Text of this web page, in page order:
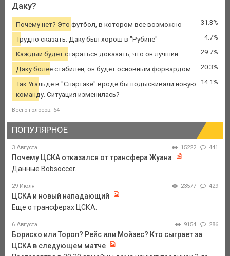
Даку?
Почему нет? Это футбол, в котором все возможно 31.3%
Трудно сказать. Даку был хорош в "Рубине" 4.7%
Каждый будет стараться доказать, что он лучший 29.7%
Даку более стабилен, он будет основным форвардом 20.3%
Так Угальде в "Спартаке" вроде бы подыскивали новую
команду. Ситуация изменилась?
14.1%
Всего голосов: 64
ПОПУЛЯРНОЕ
3 Августа 15222 441
Почему ЦСКА отказался от трансфера Жуана
Данные Bobsoccer.
29 Июля 23577 429
ЦСКА и новый нападающий
Еще о трансферах ЦСКА.
6 Августа 9154 286
Бориско или Тороп? Рейс или Мойзес? Кто сыграет за
ЦСКА в следующем матче